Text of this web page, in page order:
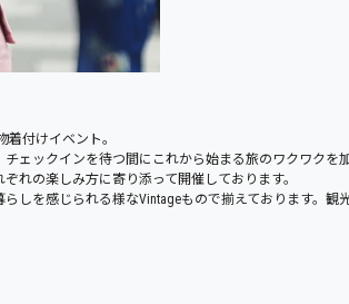
付けイベント。
チェックインを待つ間にこれから始まる旅のワクワクを
ぞれの楽しみ方に寄り添って開催しております。
しを感じられる様なVintageもので揃えております。 観